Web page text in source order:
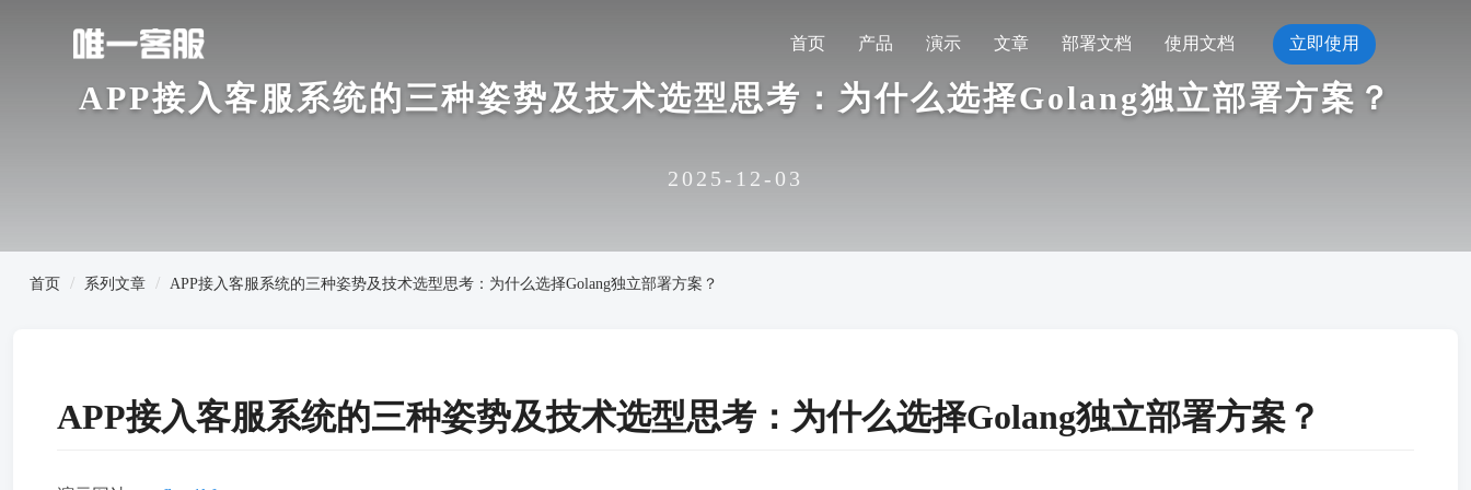
首页 产品 演示 文章 部署文档 使用文档 立即使用
APP接入客服系统的三种姿势及技术选型思考：为什么选择Golang独立部署方案？
2025-12-03
首页 系列文章 APP接入客服系统的三种姿势及技术选型思考：为什么选择Golang独立部署方案？
APP接入客服系统的三种姿势及技术选型思考：为什么选择Golang独立部署方案？